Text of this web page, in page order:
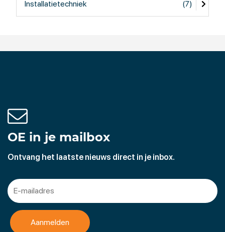
Installatietechniek (7)
OE in je mailbox
Ontvang het laatste nieuws direct in je inbox.